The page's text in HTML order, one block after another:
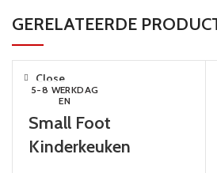
GERELATEERDE
5-8 WERKDAG
EN
Close
Small Foot
Kinderkeuken